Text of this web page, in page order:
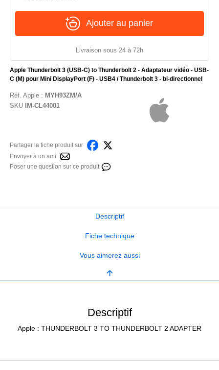
Apple Thunderbolt 3 (USB-C) to Thunderbolt 2 - Adaptateur vidéo - USB-
C (M) pour Mini DisplayPort (F) - USB4 / Thunderbolt 3 - bi-directionnel
Réf. Apple: MYH93ZM/A
SKU
IM-CL44001
Partager la fiche produit sur
Envoyer à un ami
Poser une question sur ce produit
Ajouter au panier
Livraison sous 24 à 72h
Descriptif
Fiche technique
Vous aimerez aussi
Descriptif
Apple : THUNDERBOLT 3 TO THUNDERBOLT 2 ADAPTER